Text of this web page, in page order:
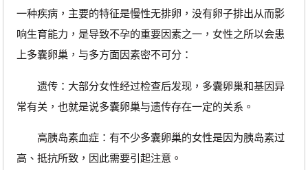
一种疾病，主要的特征是慢性无排卵，没有卵子排出从而影
响生育能力，是导致不孕的重要因素之一，女性之所以会患
上多囊卵巢，与多方面因素密不可分：
遗传：大部分女性经过检查后发现，多囊卵巢和基因异
常有关，也就是说多囊卵巢与遗传存在一定的关系。
高胰岛素血症：有不少多囊卵巢的女性是因为胰岛素过
高、抵抗所致，因此需要引起注意。